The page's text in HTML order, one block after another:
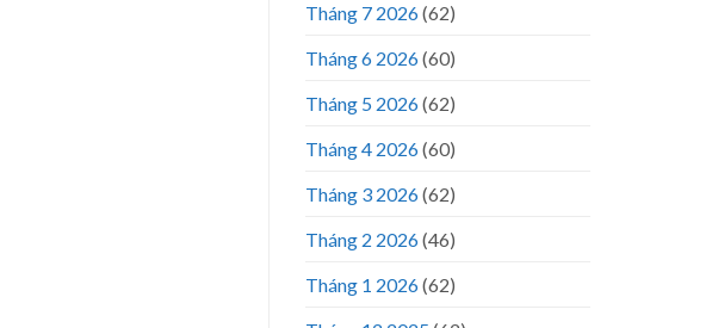
Tháng 7 2026(62)
Tháng 6 2026(60)
Tháng 5 2026(62)
Tháng 4 2026(60)
Tháng 3 2026(62)
Tháng 2 2026(46)
Tháng 1 2026(62)